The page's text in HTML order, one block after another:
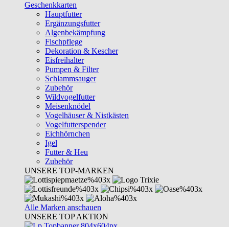
Geschenkkarten
Hauptfutter
Ergänzungsfutter
Algenbekämpfung
Fischpflege
Dekoration & Kescher
Eisfreihalter
Pumpen & Filter
Schlammsauger
Zubehör
Wildvogelfutter
Meisenknödel
Vogelhäuser & Nistkästen
Vogelfutterspender
Eichhörnchen
Igel
Futter & Heu
Zubehör
UNSERE TOP-MARKEN
Alle Marken anschauen
UNSERE TOP AKTION